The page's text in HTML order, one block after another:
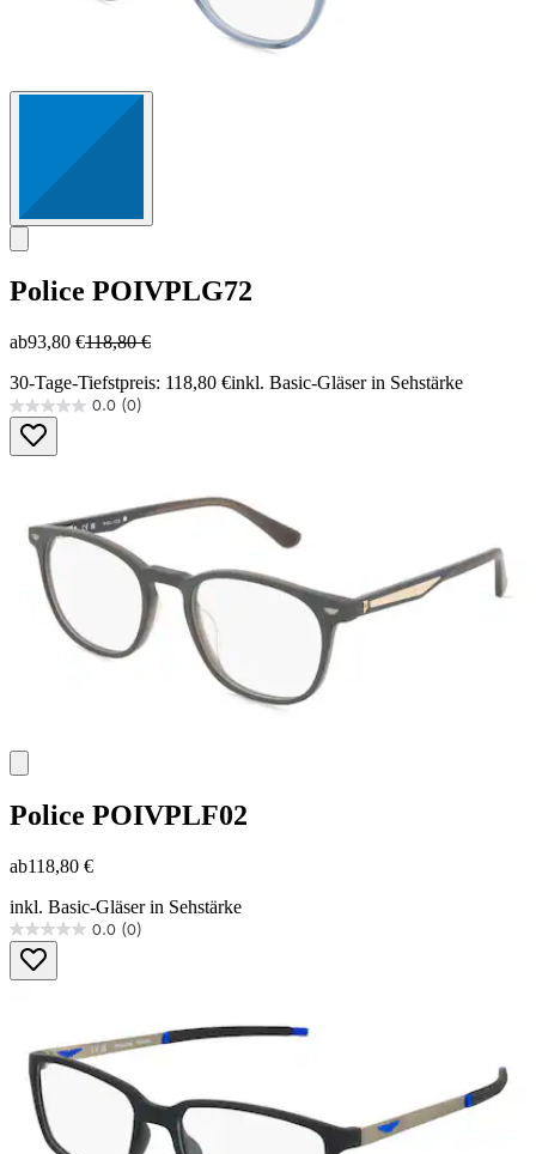
Police POIVPLG72
ab93,80 €118,80 €
30-Tage-Tiefstpreis: 118,80 €inkl. Basic-Gläser in Sehstärke
0.0 (0)
0.0
von
5
Police POIVPLF02
ab118,80 €
inkl. Basic-Gläser in Sehstärke
0.0 (0)
0.0
von
5